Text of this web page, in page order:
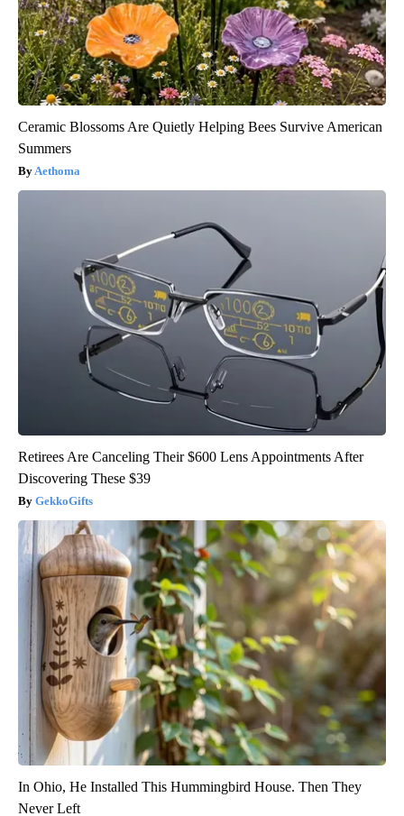
Ceramic Blossoms Are Quietly Helping Bees Survive American
Summers
Aethoma
Retirees Are Canceling Their $600 Lens Appointments After
Discovering These $39
GekkoGifts
In Ohio, He Installed This Hummingbird House. Then They
Never Left